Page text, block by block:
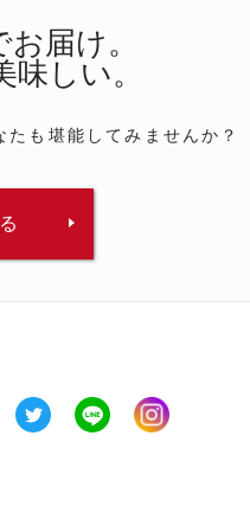
届け。
しい。
も堪能してみませんか？